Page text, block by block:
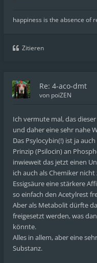
happiness is the absence of
Zitieren
Re: 4-aco-dmt
von poiZEN
Ich vermute mal, das
und daher eine sehr nahe
Das Psylocybin(!) ist ja
Prinzip (Psilocin) an
inwieweit das jetzt einen
ich auch als Chemiker
Essigsäure eine stärkere
so einfach den Acetylrest
Aber als Metabolit dürfte
freigesetzt werden, was
könnte.
Alles in allem, aber eine
Substanz.